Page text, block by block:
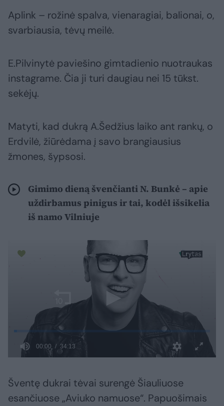
Aplink – rožinė spalva, vienaragiai, balionai, o,
svarbiausia, tėvų meilė.
E.Pilvinytė paviešino gimtadienio nuotraukas
instagrame. Čia ji turi daugiau nei 15 tūkst.
sekėjų.
Matyti, kad dukrą A.Šedžius laiko ant rankų, o
Erdvilė, žiūrėdama į savo brangiausius
žmones, šypsosi.
Gimimo dieną švenčianti N. Bunkė – apie
uždirbamus pinigus ir tai, kodėl išsikelia
iš namo Vilniuje
Šventę dukrai tėvai surengė Šiauliuose
esančiuose „Aviuko namuose“. Papuošimais